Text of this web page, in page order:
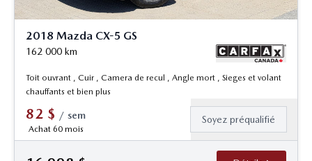
2018 Mazda CX-5 GS
162 000 km
Toit ouvrant , Cuir , Camera de recul , Angle mort , Sieges et volant
chauffants et bien plus
82 $ / sem
Achat 60 mois
Soyez préqualifié